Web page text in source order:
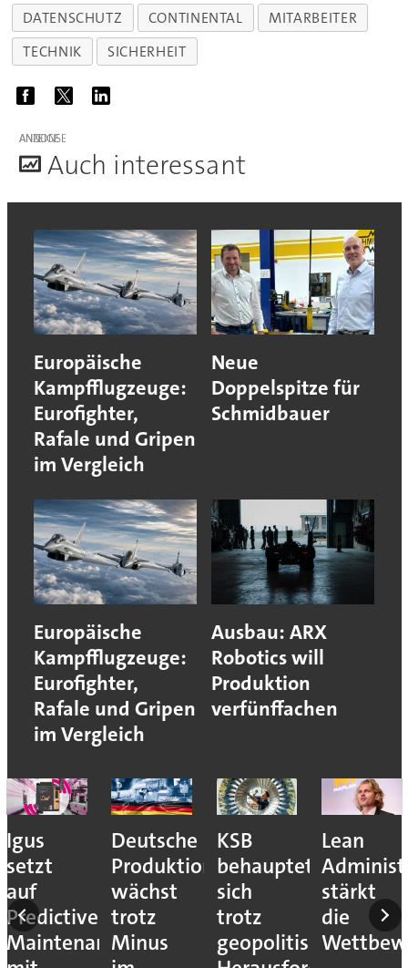
DATENSCHUTZ CONTINENTAL
MITARBEITER
TECHNIK
SICHERHEIT
ANZEIGE
Auch interessant
Europäische
Kampfflugzeuge:
Eurofighter,
Rafale und Gripen
im Vergleich
Neue
Doppelspitze für
Schmidbauer
Europäische
Kampfflugzeuge:
Eurofighter,
Rafale und Gripen
im Vergleich
Ausbau: ARX
Robotics will
Produktion
verfünffachen
Igus
setzt
auf
Predictive
Maintenance
Deutsche
Produktion
wächst
trotz
Minus
KSB
behauptet
sich
trotz
geopolitischer
Lean
stärkt
die